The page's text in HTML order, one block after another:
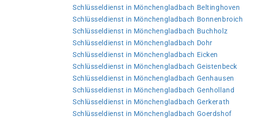
Schlüsseldienst in Mönchengladbach Beltinghoven
Schlüsseldienst in Mönchengladbach Bonnenbroich
Schlüsseldienst in Mönchengladbach Buchholz
Schlüsseldienst in Mönchengladbach Dohr
Schlüsseldienst in Mönchengladbach Eicken
Schlüsseldienst in Mönchengladbach Geistenbeck
Schlüsseldienst in Mönchengladbach Genhausen
Schlüsseldienst in Mönchengladbach Genholland
Schlüsseldienst in Mönchengladbach Gerkerath
Schlüsseldienst in Mönchengladbach Goerdshof